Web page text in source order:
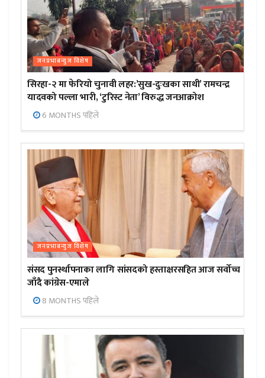
जनप्रभाबन्युज विशेष
सिरहा-२ मा फेरियो चुनावी लहर:’सुख-दुःखका साथी’ रामचन्द्र
यादवको पल्ला भारी, ‘टुरिस्ट नेता’ विरुद्ध जनआक्रोश
6 MONTHS पहिले
जनप्रभाबन्युज विशेष
संसद पुनर्स्थापनाका लागि सांसदको हस्ताक्षरसहित आज सर्वोच्च
जाँदै कांग्रेस-एमाले
8 MONTHS पहिले